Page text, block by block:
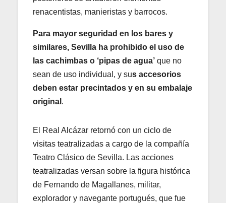
renacentistas, manieristas​ y barrocos.
Para mayor seguridad en los bares y
similares, Sevilla ha prohibido el uso de
las cachimbas o ‘pipas de agua’ que no
sean de uso individual, y sus accesorios
deben estar precintados y en su embalaje
original .
El Real Alcázar retornó con un ciclo de
visitas teatralizadas a cargo de la compañía
Teatro Clásico de Sevilla. Las acciones
teatralizadas versan sobre la figura histórica
de Fernando de Magallanes, militar,
explorador y navegante portugués, que fue